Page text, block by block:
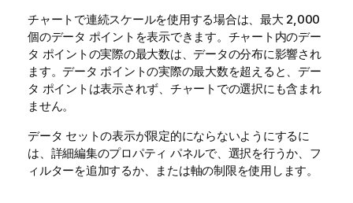
チャートで連続スケールを使用する場合は、最大 2,000
個のデータ ポイントを表示できます。チャート内のデー
タ ポイントの実際の最大数は、データの分布に影響され
ます。データ ポイントの実際の最大数を超えると、デー
タ ポイントは表示されず、チャートでの選択にも含まれ
ません。
データ セットの表示が限定的にならないようにするに
は、詳細編集のプロパティ パネルで、選択を行うか、フ
ィルターを追加するか、または軸の制限を使用します。